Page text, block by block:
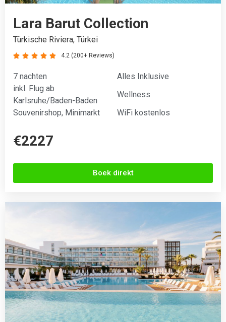
Lara Barut Collection
Türkische Riviera, Türkei
4.2 (200+ Reviews)
    
7 nachten
Alles Inklusive
inkl. Flug ab
Karlsruhe/Baden-Baden
Wellness
Souvenirshop, Minimarkt
WiFi kostenlos
€2227
Boek direkt